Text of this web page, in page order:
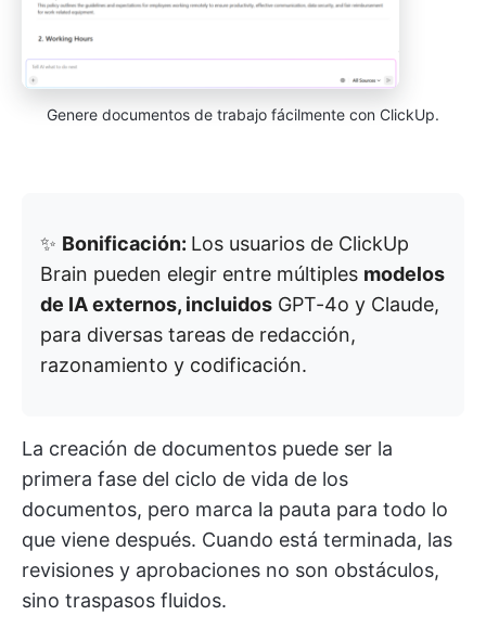
Genere documentos de trabajo fácilmente con ClickUp.
✨ Bonificación: Los usuarios de ClickUp
Brain pueden elegir entre múltiples modelos
de IA externos, incluidos GPT-4o y Claude,
para diversas tareas de redacción,
razonamiento y codificación.
La creación de documentos puede ser la
primera fase del ciclo de vida de los
documentos, pero marca la pauta para todo lo
que viene después. Cuando está terminada, las
revisiones y aprobaciones no son obstáculos,
sino traspasos fluidos.